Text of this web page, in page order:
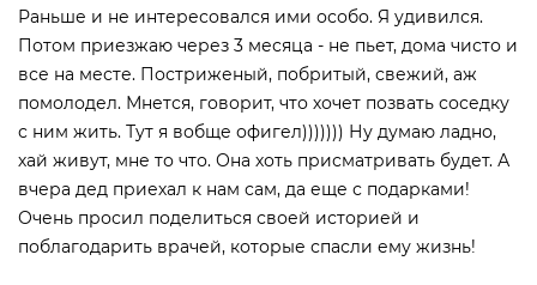
Раньше и не интересовался ими особо. Я удивился.
Потом приезжаю через 3 месяца - не пьет, дома чисто и
все на месте. Постриженый, побритый, свежий, аж
помолодел. Мнется, говорит, что хочет позвать соседку
с ним жить. Тут я вобще офигел))))))) Ну думаю ладно,
хай живут, мне то что. Она хоть присматривать будет. А
вчера дед приехал к нам сам, да еще с подарками!
Очень просил поделиться своей историей и
поблагодарить врачей, которые спасли ему жизнь!